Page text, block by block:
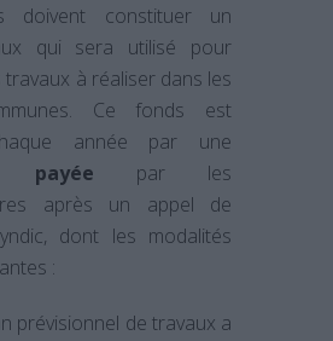
doivent constituer un
qui sera utilisé pour
à réaliser dans les
Ce fonds est
année par une
payée par les
après un appel de
dont les modalités
:
prévisionnel de travaux a